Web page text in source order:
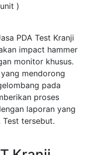
)
PDA Test Kranji
impact hammer
monitor khusus.
mendorong
pada
proses
laporan yang
tersebut.